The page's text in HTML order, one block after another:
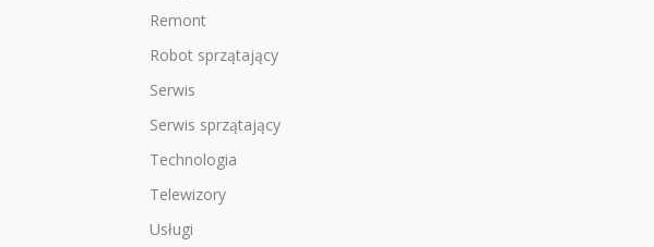
Remont
Robot sprzątający
Serwis
Serwis sprzątający
Technologia
Telewizory
Usługi